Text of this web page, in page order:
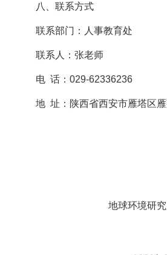
八、联系方式
联系部门：人事教育处
联系人：张老师
电 话：029-62336236
地 址：陕西省西安市雁塔区
地球环境研究所人